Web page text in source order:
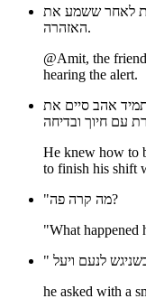
לאחר ששמע את
האזהרה.
@Amit, the
hearing the alert.
תמיד אהב סיים את
He knew how to
to finish his shift
"מה קרה פה?
"What happened
he asked with a